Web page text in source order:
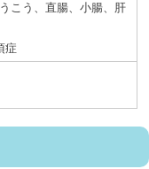
こう、直腸、小腸、肝
症